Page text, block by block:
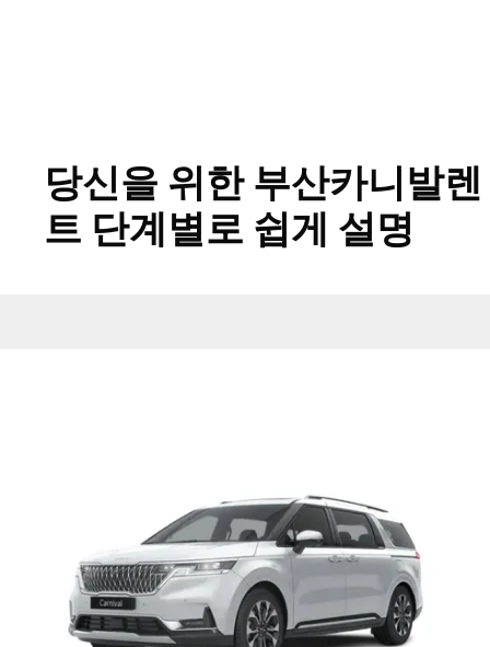
당신을 위한 부산카니발렌
트 단계별로 쉽게 설명